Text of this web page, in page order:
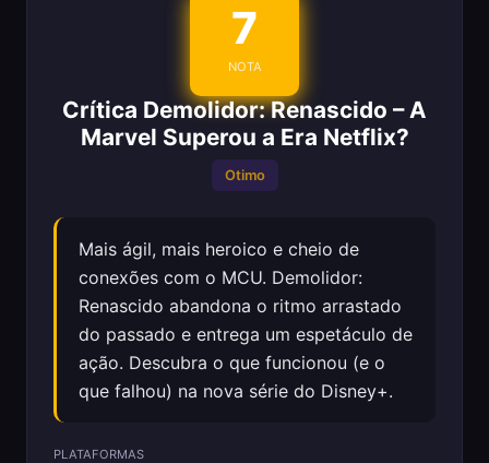
7
NOTA
Crítica Demolidor: Renascido – A
Marvel Superou a Era Netflix?
Otimo
Mais ágil, mais heroico e cheio de
conexões com o MCU. Demolidor:
Renascido abandona o ritmo arrastado
do passado e entrega um espetáculo de
ação. Descubra o que funcionou (e o
que falhou) na nova série do Disney+.
PLATAFORMAS